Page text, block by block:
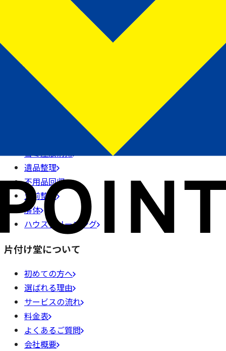
ささっと
受付時間 9:00〜17:30【年中無休】
LINE簡単見積り
プライバシーポリシー
をご確認いた
だき、同意の上お問い合わせ下さい。
ゴミ屋敷清掃
遺品整理
不用品回収
生前整理
解体
ハウスクリーニング
片付け堂について
初めての方へ
選ばれる理由
サービスの流れ
料金表
よくあるご質問
会社概要